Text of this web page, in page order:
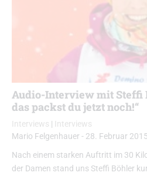
Audio-Interview mit Steffi
das packst du jetzt noch!“
Interviews | Interviews
Mario Felgenhauer - 28. Februar 2015
Nach einem starken Auftritt im 30
der Damen stand uns Steffi Böhler